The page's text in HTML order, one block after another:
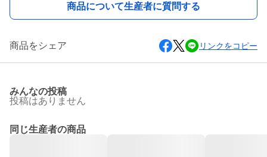
商品について生産者に質問する
商品をシェア リンクをコピー
みんなの投稿
投稿はありません
同じ生産者の商品